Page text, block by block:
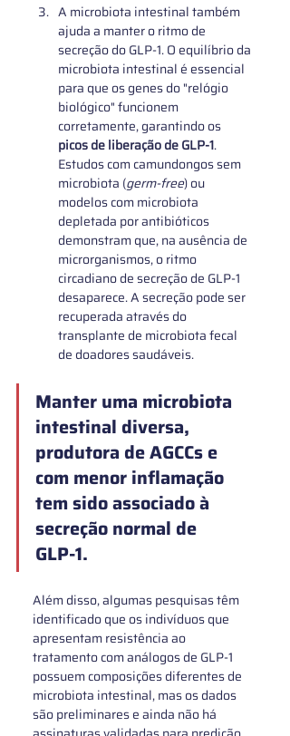
A microbiota intestinal também
ajuda a manter o ritmo de
secreção do GLP-1. O equilíbrio da
microbiota intestinal é essencial
para que os genes do "relógio
biológico" funcionem
corretamente, garantindo os
picos de liberação de GLP-1.
Estudos com camundongos sem
microbiota (germ-free) ou
modelos com microbiota
depletada por antibióticos
demonstram que, na ausência de
microrganismos, o ritmo
circadiano de secreção de GLP-1
desaparece. A secreção pode ser
recuperada através do
transplante de microbiota fecal
de doadores saudáveis.
Manter uma microbiota
intestinal diversa,
produtora de AGCCs e
com menor inflamação
tem sido associado à
secreção normal de
GLP‑1.
Além disso, algumas pesquisas têm
identificado que os indivíduos que
apresentam resistência ao
tratamento com análogos de GLP‑1
possuem composições diferentes de
microbiota intestinal, mas os dados
são preliminares e ainda não há